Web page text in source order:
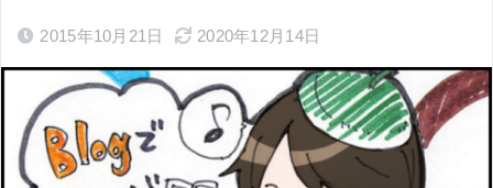
2015年10月21日 2020年12月14日